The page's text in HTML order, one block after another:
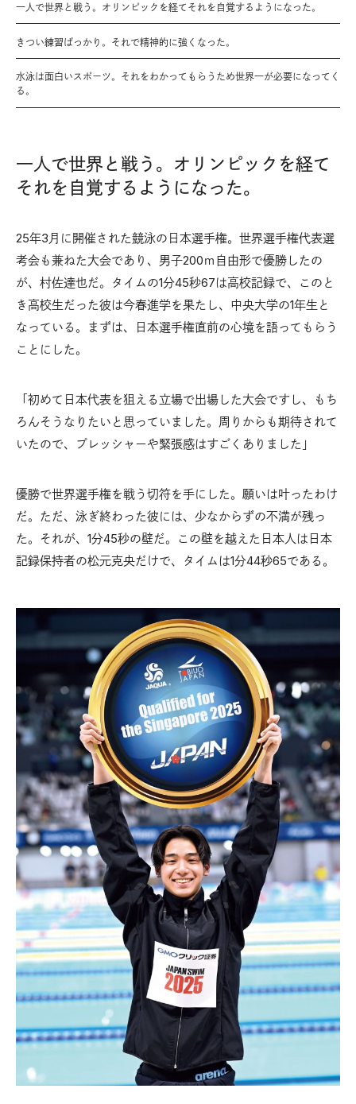
一人で世界と戦う。オリンピックを経てそれを自覚するようになった。
きつい練習ばっかり。それで精神的に強くなった。
水泳は面白いスポーツ。それをわかってもらうため世界一が必要になってく
る。
一人で世界と戦う。オリンピックを経て
それを自覚するようになった。
25年3月に開催された競泳の日本選手権。世界選手権代表選
考会も兼ねた大会であり、男子200ｍ自由形で優勝したの
が、村佐達也だ。タイムの1分45秒67は高校記録で、このと
き高校生だった彼は今春進学を果たし、中央大学の1年生と
なっている。まずは、日本選手権直前の心境を語ってもらう
ことにした。
「初めて日本代表を狙える立場で出場した大会ですし、もち
ろんそうなりたいと思っていました。周りからも期待されて
いたので、プレッシャーや緊張感はすごくありました」
優勝で世界選手権を戦う切符を手にした。願いは叶ったわけ
だ。ただ、泳ぎ終わった彼には、少なからずの不満が残っ
た。それが、1分45秒の壁だ。この壁を越えた日本人は日本
記録保持者の松元克央だけで、タイムは1分44秒65である。